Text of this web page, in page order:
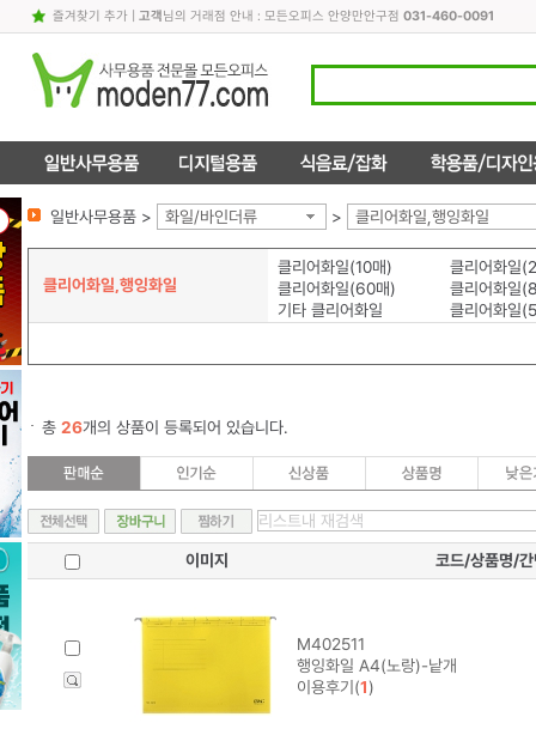
즐겨찾기 추가| 고객님의 거래점 안내 : 모든오피스 안양만안구점 031-460-0091
일반사무용품 > 화일/바인더류 > 클리어화일,행잉화일
클리어화일,행잉화일
클리어화일(10매)
클리어화일
클리어화일(60매)
클리어화일
기타 클리어화일
클리어화일
총 26개의 상품이 등록되어 있습니다.
이미지 코드/상품명/간
M402511
행잉화일 A4(노랑)-낱개
이용후기(1)